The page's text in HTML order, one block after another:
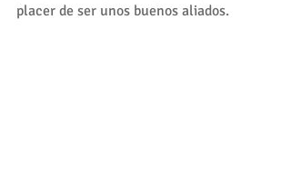
placer de ser unos buenos aliados.